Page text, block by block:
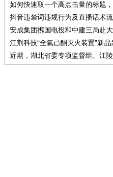
如何快速取一个高点击量的标题
抖音违禁词违规行为及直播话术
安成集团携国电投和中建三局赴
江荆科技“全氟己酮灭火装置”新
近期，湖北省委专项监督组、江